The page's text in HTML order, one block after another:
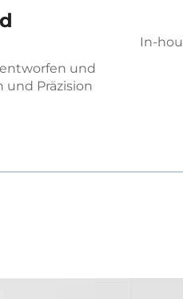
und
Präzision
In-